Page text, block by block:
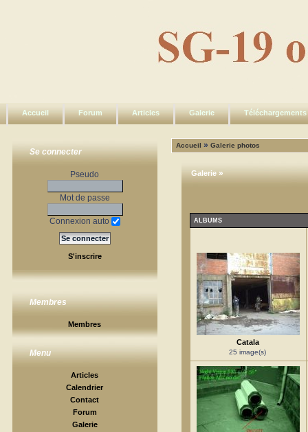
Accueil Forum Articles Galerie Téléchargements
Se connecter
Pseudo
Mot de passe
Connexion auto
S'inscrire
Membres
Membres
Menu
Articles
Calendrier
Contact
Forum
Galerie
Accueil »Galerie photos
Galerie »
ALBUMS
Catala
25 image(s)